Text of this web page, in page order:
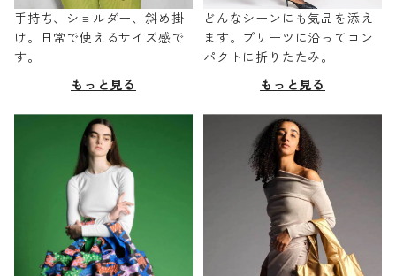
手持ち、ショルダー、斜め掛
け。日常で使えるサイズ感で
す。
もっと見る
どんなシーンにも気品を添え
ます。プリーツに沿ってコン
パクトに折りたたみ。
もっと見る